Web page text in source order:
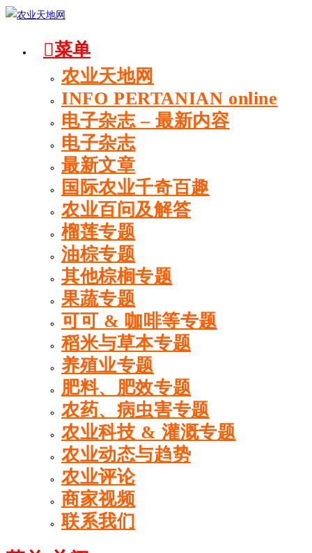
菜单
农业天地网
INFO PERTANIAN online
电子杂志 – 最新内容
电子杂志
最新文章
国际农业千奇百趣
农业百问及解答
榴莲专题
油棕专题
其他棕榈专题
果蔬专题
可可 & 咖啡等专题
稻米与草本专题
养殖业专题
肥料、肥效专题
农药、病虫害专题
农业科技 & 灌溉专题
农业动态与趋势
农业评论
商家视频
联系我们